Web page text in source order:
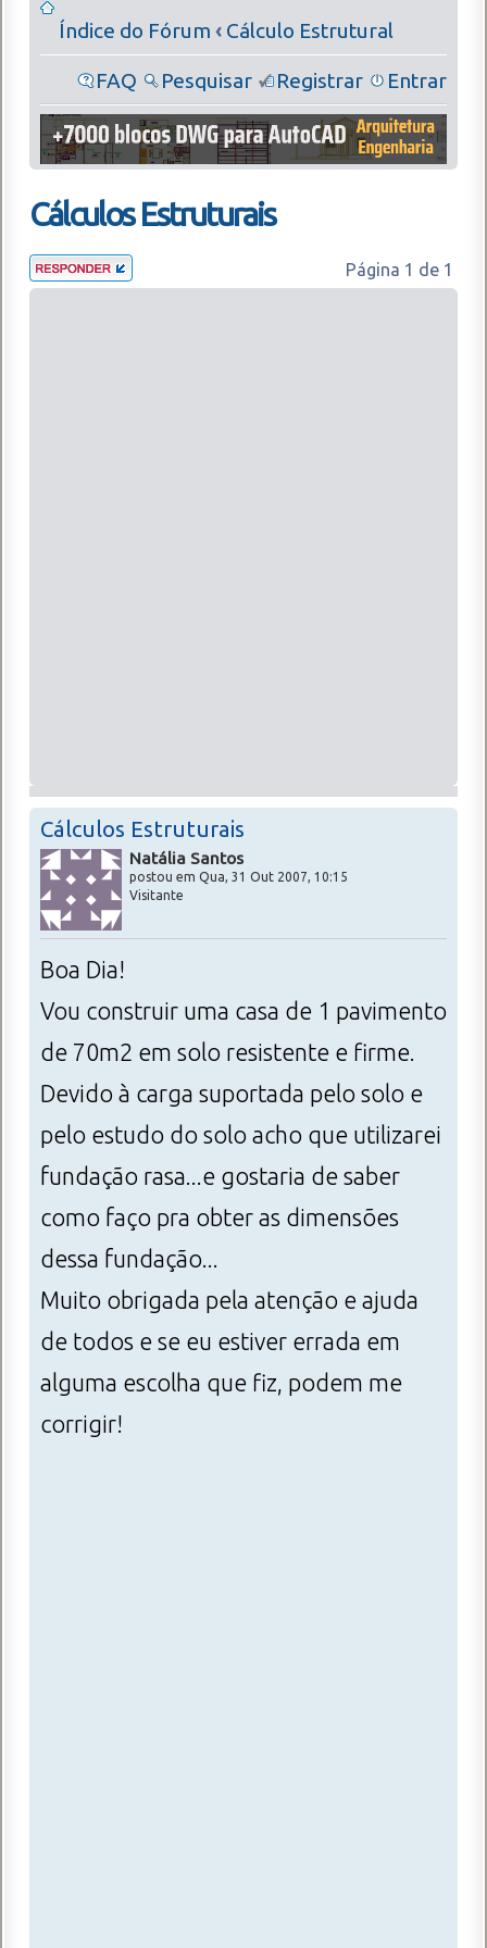
Índice do Fórum ‹ Cálculo Estrutural
FAQ Pesquisar Registrar Entrar
Cálculos Estruturais
Página 1 de 1
Cálculos Estruturais
Natália Santos
postou em Qua, 31 Out 2007, 10:15
Visitante
Boa Dia!
Vou construir uma casa de 1 pavimento
de 70m2 em solo resistente e firme.
Devido à carga suportada pelo solo e
pelo estudo do solo acho que utilizarei
fundação rasa...e gostaria de saber
como faço pra obter as dimensões
dessa fundação...
Muito obrigada pela atenção e ajuda
de todos e se eu estiver errada em
alguma escolha que fiz, podem me
corrigir!